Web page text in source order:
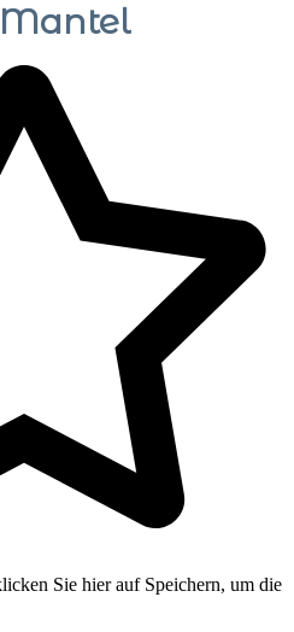
Mantel
Sie hier auf Speichern, um die